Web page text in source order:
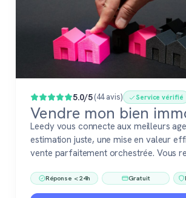
Populaire
5.0/5(44 avis) Service vérifié
Vendre mon bien
Leedy vous connecte aux meilleurs
estimation juste, une mise en valeur
vente parfaitement orchestrée. Vous
Réponse < 24h Gratuit